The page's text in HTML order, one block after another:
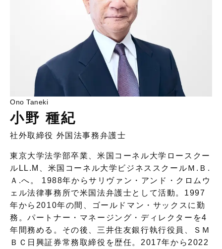
Ono Taneki
小野 種紀
社外取締役 外国法事務弁護士
東京大学法学部卒業、米国コーネル大学ロースクー
ルLL.M、米国コーネル大学ビジネススクールＭ.Ｂ.
Ａ.へ。 1988年からサリヴァン・アンド・クロムウ
ェル法律事務所で米国法弁護士として活動。1997
年から2010年の間、ゴールドマン・サックスに勤
務。パートナー・マネージング・ディレクターを4
年間務める。その後、三井住友銀行執行役員、ＳＭ
ＢＣ日興証券常務取締役を歴任。2017年から2022